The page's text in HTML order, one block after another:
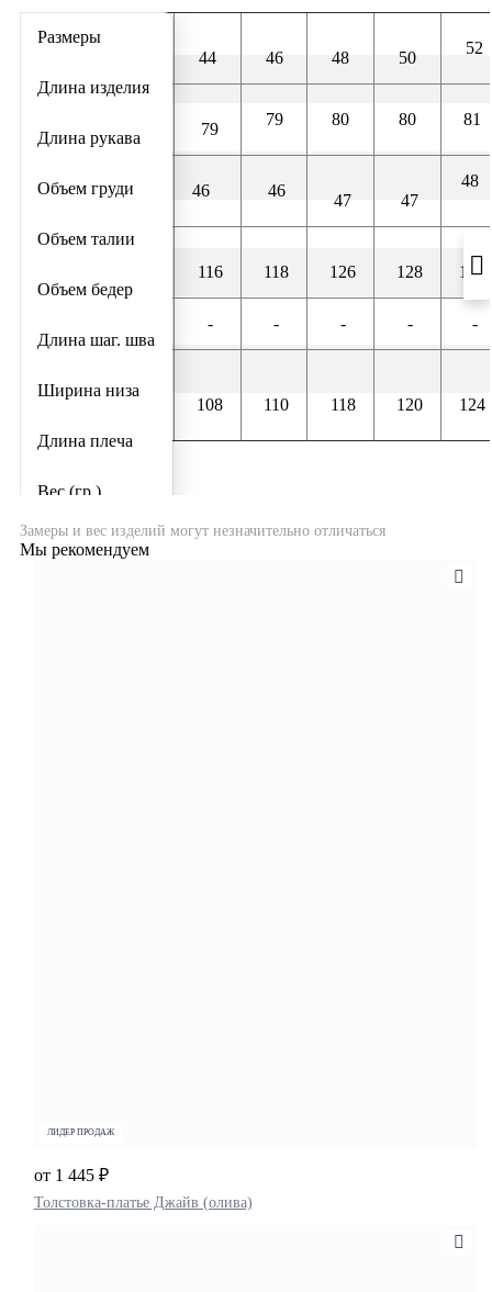
Размеры
Длина изделия
Длина рукава
Объем груди
Объем талии
Объем бедер
Длина шаг. шва
Ширина низа
Длина плеча
Вес (гр.)
44 46 48 50
52
79
79 80 80 81
46 46
47 47
48
116 118 126 128 134
- - - - -
108 110 118 120 124
Замеры и вес изделий могут незначительно отличаться
Мы рекомендуем
ЛИДЕР ПРОДАЖ
Толстовка-платье Джайв (олива)
от 1 445 ₽